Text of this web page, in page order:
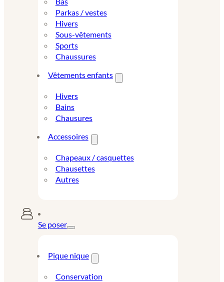
Parkas / vestes
Hivers
Sous-vêtements
Sports
Chaussures
Vêtements enfants
Hivers
Bains
Chausures
Accessoires
Chapeaux / casquettes
Chausettes
Autres
Se poser
Pique nique
Conservation